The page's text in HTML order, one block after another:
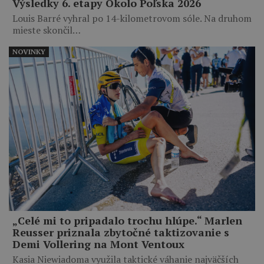
Výsledky 6. etapy Okolo Poľska 2026
Louis Barré vyhral po 14-kilometrovom sóle. Na druhom
mieste skončil…
„Celé mi to pripadalo trochu hlúpe.“ Marlen
Reusser priznala zbytočné taktizovanie s
Demi Vollering na Mont Ventoux
Kasia Niewiadoma využila taktické váhanie najväčších
NOVINKY